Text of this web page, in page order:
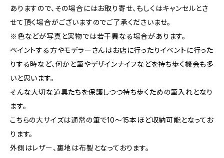
ありますので、その場合にはお取り寄せ、もしくはキャンセルとさ
せて頂く場合がございますのでご了承くださいませ。
※色などが写真と実物では若干異なる場合があります。
ペイントする方やモデラーさんはお店に行ったりイベントに行った
りする時など、何かと筆やデザインナイフなどを持ち歩く機会も多
いと思います。
そんな大切な道具たちを保護しつつ持ち歩くための筆入れとなり
ます。
こちらの大サイズは通常の筆で10～15本ほど収納可能となってお
ります。
外側はレザー、裏地は布製となっております。